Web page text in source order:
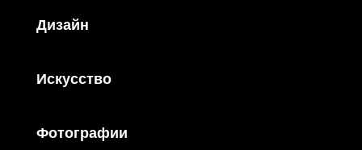
Дизайн
Искусство
Фотографии